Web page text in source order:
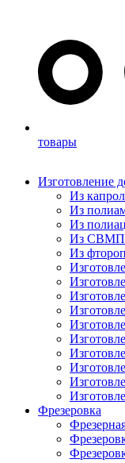
товары
Изготовление
Из
Из
Из
Из СВМП
Из
Фрезеровка